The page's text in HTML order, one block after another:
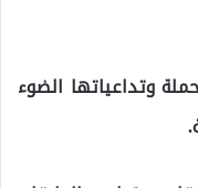
وتداعياتها الضوء